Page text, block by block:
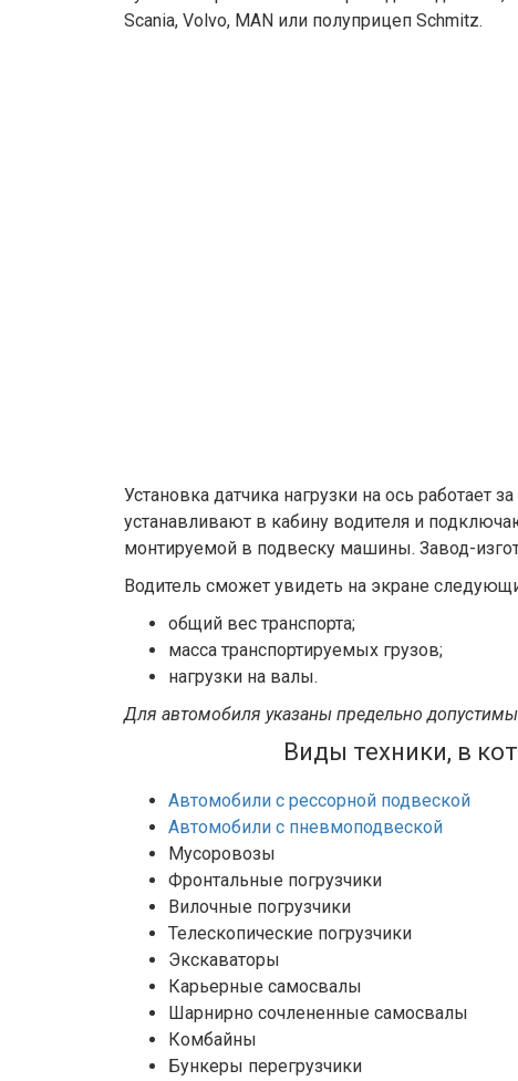
Scania, Volvo, MAN или полуприцеп Schmitz.
Установка датчика нагрузки на ось работает
устанавливают в кабину водителя и
монтируемой в подвеску машины. Завод-
Водитель сможет увидеть на экране
общий вес транспорта;
масса транспортируемых грузов;
нагрузки на валы.
Для автомобиля указаны предельно
Виды техники, в
Автомобили с рессорной подвеской
Автомобили с пневмоподвеской
Мусоровозы
Фронтальные погрузчики
Вилочные погрузчики
Телескопические погрузчики
Экскаваторы
Карьерные самосвалы
Шарнирно сочлененные самосвалы
Комбайны
Бункеры перегрузчики